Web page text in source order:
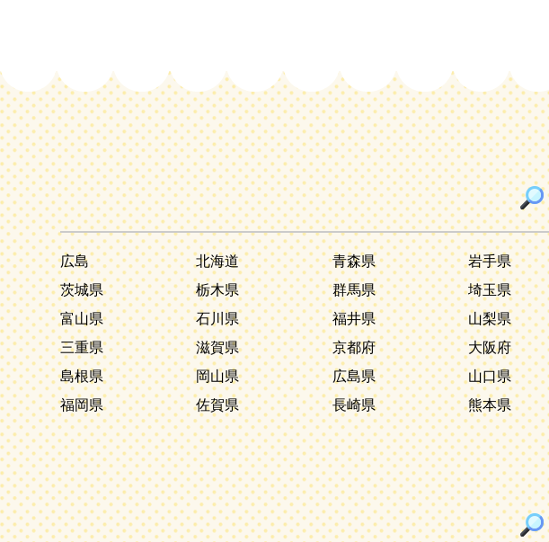
広島 北海道 青森県 岩手県
茨城県
栃木県 群馬県 埼玉県
富山県
石川県 福井県 山梨県
三重県
滋賀県 京都府 大阪府
島根県
岡山県 広島県 山口県
福岡県
佐賀県 長崎県 熊本県